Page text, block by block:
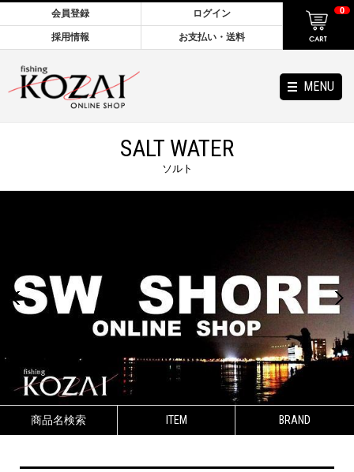
MENU
会員登録 ログイン
採用情報 お支払い・送料
0
SALT WATER
ソルト
商品名検索 ITEM BRAND